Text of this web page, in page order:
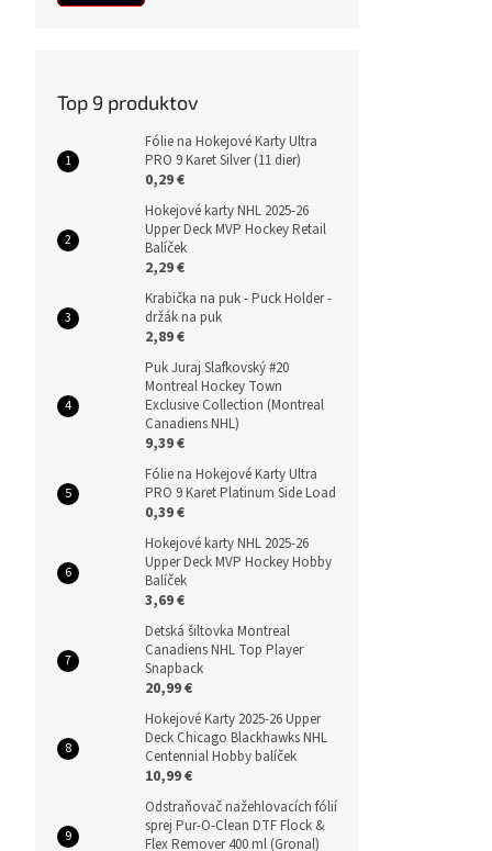
Top 9 produktov
Fólie na Hokejové Karty Ultra
PRO 9 Karet Silver (11 dier)
0,29 €
Hokejové karty NHL 2025-26
Upper Deck MVP Hockey Retail
Balíček
2,29 €
Krabička na puk - Puck Holder -
držák na puk
2,89 €
Puk Juraj Slafkovský #20
Montreal Hockey Town
Exclusive Collection (Montreal
Canadiens NHL)
9,39 €
Fólie na Hokejové Karty Ultra
PRO 9 Karet Platinum Side Load
0,39 €
Hokejové karty NHL 2025-26
Upper Deck MVP Hockey Hobby
Balíček
3,69 €
Detská šiltovka Montreal
Canadiens NHL Top Player
Snapback
20,99 €
Hokejové Karty 2025-26 Upper
Deck Chicago Blackhawks NHL
Centennial Hobby balíček
10,99 €
Odstraňovač nažehlovacích fólií
sprej Pur-O-Clean DTF Flock &
Flex Remover 400 ml (Gronal)